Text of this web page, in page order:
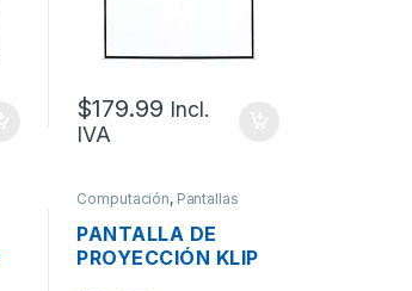
$179.99 Incl.
IVA
Computación, Pantallas
PANTALLA DE
PROYECCIÓN KLIP